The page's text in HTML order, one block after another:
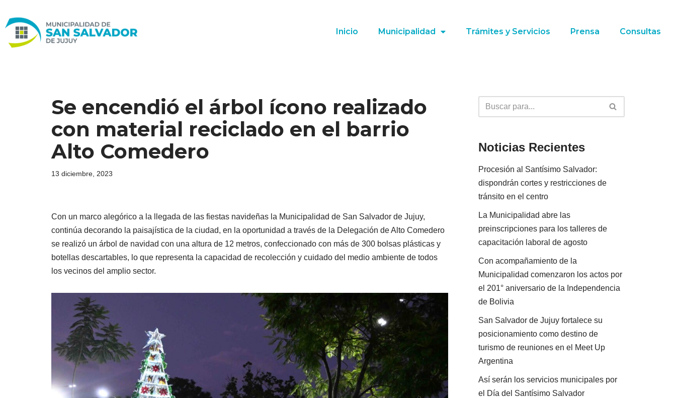
Ir
al
Inicio Municipalidad Trámites y Servicios Prensa Consultas
Se encendió el árbol ícono realizado
con material reciclado en el barrio
Alto Comedero
13 diciembre, 2023
Con un marco alegórico a la llegada de las fiestas navideñas la Municipalidad de San Salvador de Jujuy,
continúa decorando la paisajística de la ciudad, en la oportunidad a través de la Delegación de Alto Comedero
se realizó un árbol de navidad con una altura de 12 metros, confeccionado con más de 300 bolsas plásticas y
botellas descartables, lo que representa la capacidad de recolección y cuidado del medio ambiente de todos
los vecinos del amplio sector.
Noticias Recientes
Procesión al Santísimo Salvador:
dispondrán cortes y restricciones de
tránsito en el centro
La Municipalidad abre las
preinscripciones para los talleres de
capacitación laboral de agosto
Con acompañamiento de la
Municipalidad comenzaron los actos por
el 201° aniversario de la Independencia
de Bolivia
San Salvador de Jujuy fortalece su
posicionamiento como destino de
turismo de reuniones en el Meet Up
Argentina
Así serán los servicios municipales por
el Día del Santísimo Salvador